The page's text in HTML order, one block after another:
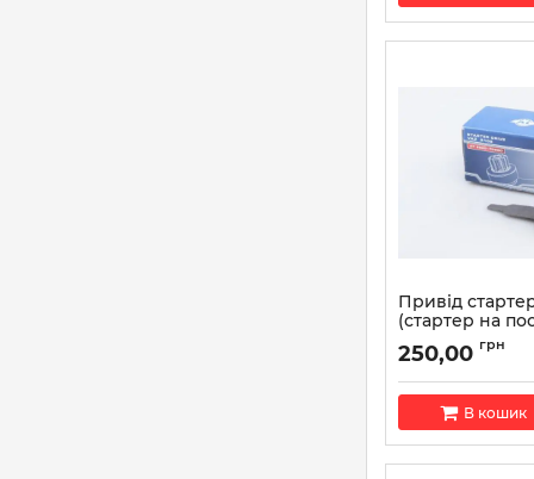
Привід
(стартер на
8600-008SD
Артикул: AT 8600-
250,00 грн
В кошик